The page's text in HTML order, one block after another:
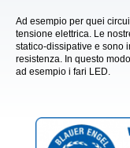
Ad esempio per quei
tensione elettrica. Le
statico-dissipative e sono
resistenza. In questo
ad esempio i fari LED.